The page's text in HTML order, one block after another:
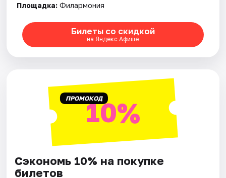
Площадка: Филармония
Билеты со скидкой
на Яндекс Афише
ПРОМОКОД10%
Сэкономь 10% на покупке
билетов